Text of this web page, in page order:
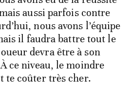
aussi parfois contre
nous avons l’équipe
il faudra battre tout le
devra être à son
ce niveau, le moindre
te coûter très cher.